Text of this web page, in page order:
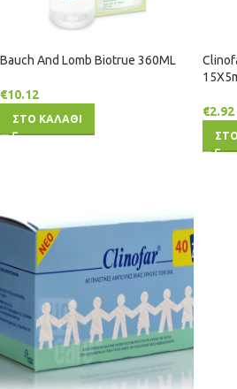
Bauch And Lomb Biotrue 360ML
€10.12
ΣΤΟ ΚΑΛΑΘΙ
€2.92